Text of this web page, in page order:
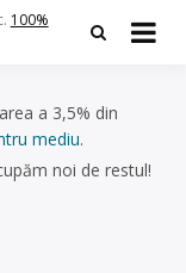
100%
a 3,5% din
mediu.
noi de restul!